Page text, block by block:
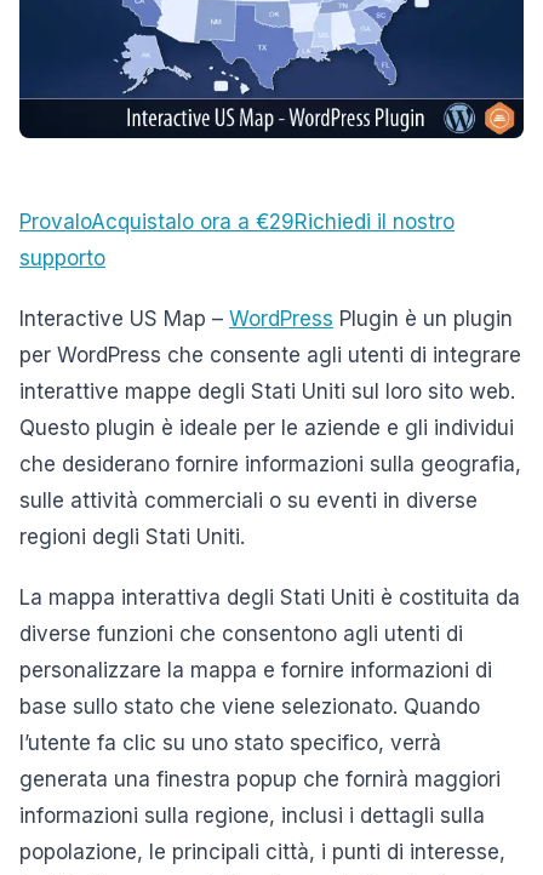
ProvaloAcquistalo ora a €29Richiedi il nostro
supporto
Interactive US Map – WordPress Plugin è un plugin
per WordPress che consente agli utenti di integrare
interattive mappe degli Stati Uniti sul loro sito web.
Questo plugin è ideale per le aziende e gli individui
che desiderano fornire informazioni sulla geografia,
sulle attività commerciali o su eventi in diverse
regioni degli Stati Uniti.
La mappa interattiva degli Stati Uniti è costituita da
diverse funzioni che consentono agli utenti di
personalizzare la mappa e fornire informazioni di
base sullo stato che viene selezionato. Quando
l’utente fa clic su uno stato specifico, verrà
generata una finestra popup che fornirà maggiori
informazioni sulla regione, inclusi i dettagli sulla
popolazione, le principali città, i punti di interesse,